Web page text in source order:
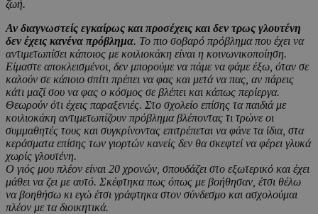
ζωή.
Αν διαγνωστείς εγκαίρως και προσέχεις και δεν τρως γλουτένη
δεν έχεις κανένα πρόβλημα. Το πιο σοβαρό πρόβλημα που έχει να
αντιμετωπίσει κάποιος με κοιλιοκάκη είναι η κοινωνικοποίηση.
Είμαστε αποκλεισμένοι, δεν μπορούμε να πάμε να φάμε έξω, όταν σε
καλούν σε κάποιο σπίτι πρέπει να φας και μετά να πας, αν πάρεις
κάτι μαζί σου να φας ο κόσμος σε βλέπει και κάπως περίεργα.
Θεωρούν ότι έχεις παραξενιές. Στο σχολείο επίσης τα παιδιά με
κοιλιοκάκη αντιμετωπίζουν πρόβλημα βλέποντας τι τρώνε οι
συμμαθητές τους και συγκρίνοντας επιτρέπεται να φάνε τα ίδια, στα
κεράσματα επίσης των γιορτών κανείς δεν θα σκεφτεί να φέρει γλυκά
χωρίς γλουτένη.
Ο γιός μου πλέον είναι 20 χρονών, σπουδάζει στο εξωτερικό και έχει
μάθει να ζει με αυτό. Σκέφτηκα πως όπως με βοήθησαν, έτσι θέλω
να βοηθήσω κι εγώ έτσι γράφτηκα στον σύνδεσμο και ασχολούμαι
πλέον με τα διοικητικά.